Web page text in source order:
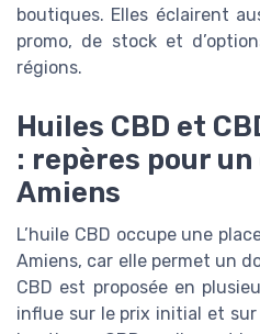
boutiques. Elles éclairent
promo, de stock et
régions.
Huiles CBD et
: repères pour
Amiens
L’huile CBD occupe une
Amiens, car elle permet un
CBD est proposée en
influe sur le prix initial et